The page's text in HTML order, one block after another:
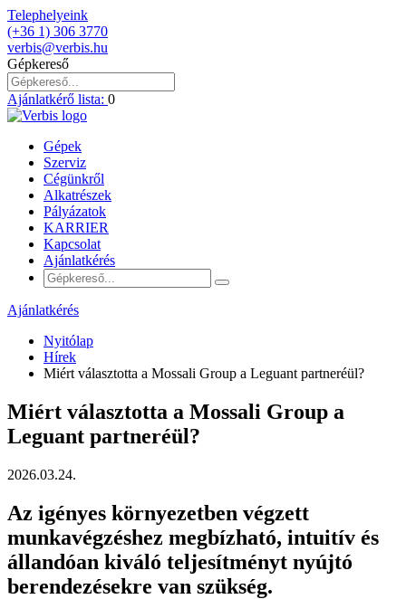
Telephelyeink
(+36 1) 306 3770
verbis@verbis.hu
Gépkereső
Ajánlatkérő lista: 0
Gépek
Szerviz
Cégünkről
Alkatrészek
Pályázatok
KARRIER
Kapcsolat
Ajánlatkérés
Ajánlatkérés
Nyitólap
Hírek
Miért választotta a Mossali Group a Leguant partneréül?
Miért választotta a Mossali Group a
Leguant partneréül?
2026.03.24.
Az igényes környezetben végzett
munkavégzéshez megbízható, intuitív és
állandóan kiváló teljesítményt nyújtó
berendezésekre van szükség.